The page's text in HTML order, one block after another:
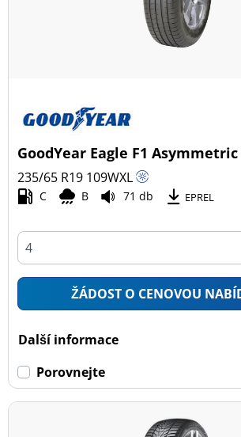
GoodYear Eagle F1 Asymmetric
235/65 R19 109WXL
C B 71 db EPREL
ŽÁDOST O CENOVOU
Další informace
Porovnejte